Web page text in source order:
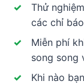
Thử
các chỉ
Miễn phí
song song
Khi nào